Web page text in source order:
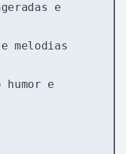
e
melodias
e